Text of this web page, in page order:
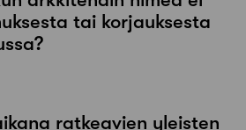
tai korjauksesta
ratkeavien yleisten